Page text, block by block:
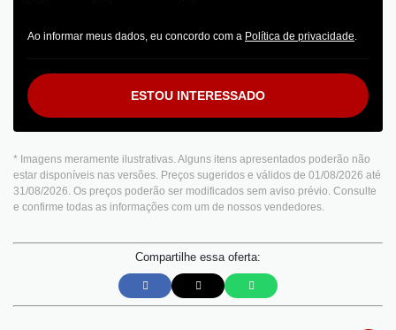
Ao informar meus dados, eu concordo com a Política de privacidade.
ESTOU INTERESSADO
* Imagens meramente ilustrativas. Alguns itens apresentados poderão não
estar disponíveis nas versões. Preços sugeridos e válidos de 01/08/2026 até
31/08/2026. Os preços poderão ser modificados sem aviso prévio. Consulte
e confirme todas as informações com um de nossos vendedores.
Compartilhe essa oferta: